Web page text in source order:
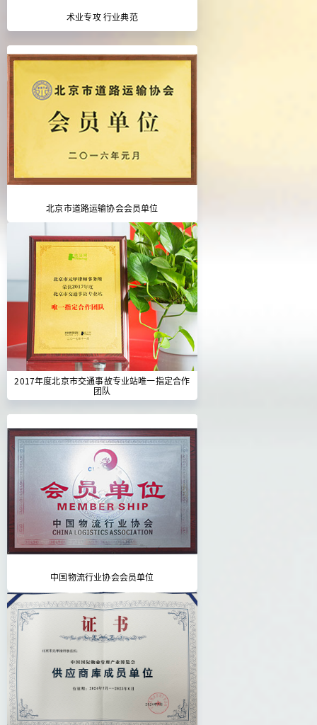
术业专攻 行业典范
北京市道路运输协会会员单位
2017年度北京市交通事故专业站唯一指定合作
团队
中国物流行业协会会员单位